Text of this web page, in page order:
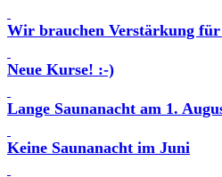
Wir brauchen Verstärkung für
Neue Kurse! :-)
Lange Saunanacht am 1.
Keine Saunanacht im Juni